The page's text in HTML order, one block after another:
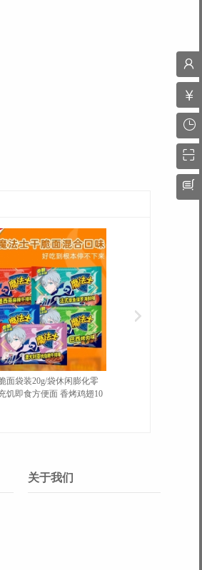
蔓越莓干水果干果脯学生宿舍休闲零
食办公室零食
关于我们